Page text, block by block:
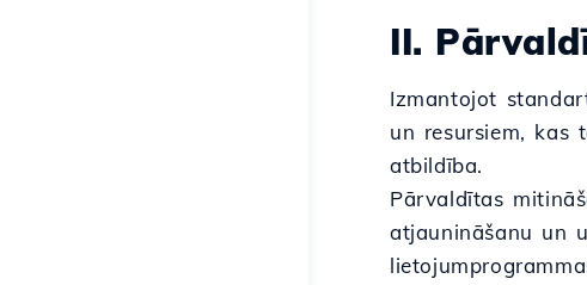
II.
Izmantojot
un resursiem, kas
atbildība.
Pārvaldītas
atjaunināšanu un